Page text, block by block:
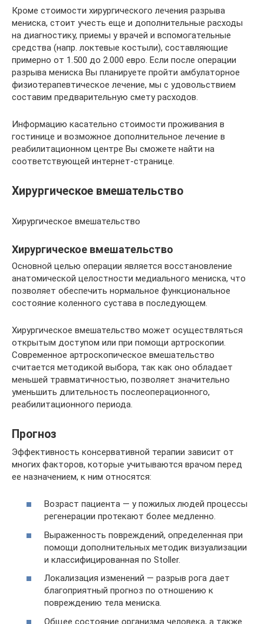
Кроме стоимости хирургического лечения разрыва
мениска, стоит учесть еще и дополнительные расходы
на диагностику, приемы у врачей и вспомогательные
средства (напр. локтевые костыли), составляющие
примерно от 1.500 до 2.000 евро. Если после операции
разрыва мениска Вы планируете пройти амбулаторное
физиотерапевтическое лечение, мы с удовольствием
составим предварительную смету расходов.
Информацию касательно стоимости проживания в
гостинице и возможное дополнительное лечение в
реабилитационном центре Вы сможете найти на
соответствующей интернет-странице.
Хирургическое вмешательство
Хирургическое вмешательство
Хирургическое вмешательство
Основной целью операции является восстановление
анатомической целостности медиального мениска, что
позволяет обеспечить нормальное функциональное
состояние коленного сустава в последующем.
Хирургическое вмешательство может осуществляться
открытым доступом или при помощи артроскопии.
Современное артроскопическое вмешательство
считается методикой выбора, так как оно обладает
меньшей травматичностью, позволяет значительно
уменьшить длительность послеоперационного,
реабилитационного периода.
Прогноз
Эффективность консервативной терапии зависит от
многих факторов, которые учитываются врачом перед
ее назначением, к ним относятся:
Возраст пациента — у пожилых людей процессы
регенерации протекают более медленно.
Выраженность повреждений, определенная при
помощи дополнительных методик визуализации
и классифицированная по Stoller.
Локализация изменений — разрыв рога дает
благоприятный прогноз по отношению к
повреждению тела мениска.
Общее состояние организма человека, а также